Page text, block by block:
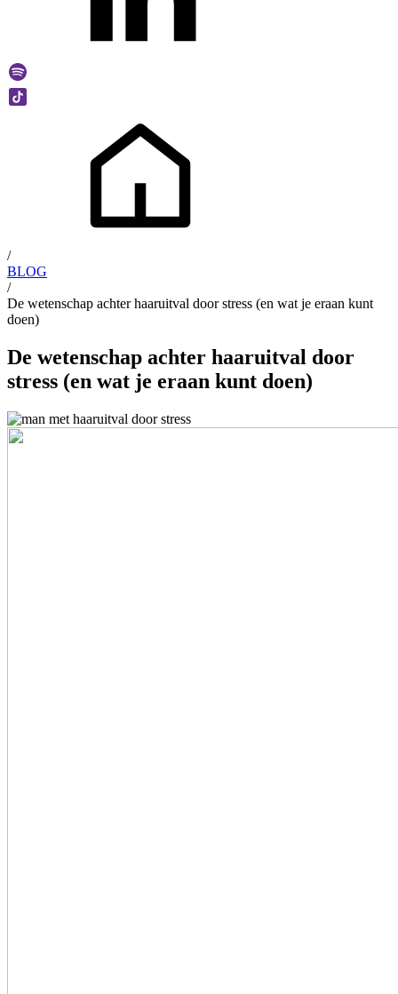
/
BLOG
/
De wetenschap achter haaruitval door stress (en wat je eraan kunt
doen)
De wetenschap achter haaruitval door
stress (en wat je eraan kunt doen)